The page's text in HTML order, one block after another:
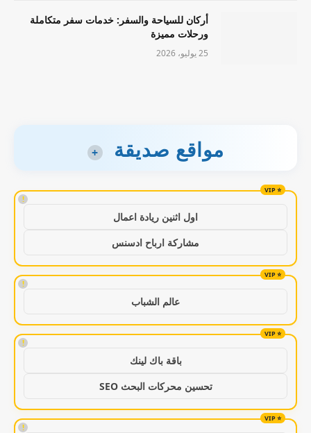
أركان للسياحة والسفر: خدمات سفر متكاملة
ورحلات مميزة
25 يوليو، 2026
مواقع صديقة +
!
اول اثنين ريادة اعمال
مشاركة ارباح ادسنس
!
عالم الشباب
!
باقة باك لينك
تحسين محركات البحث SEO
!